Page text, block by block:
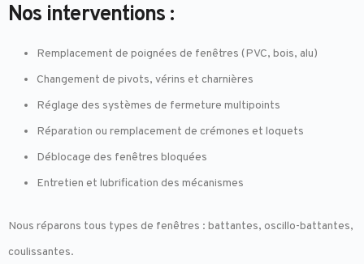
Nos interventions :
Remplacement de poignées de fenêtres (PVC, bois, alu)
Changement de pivots, vérins et charnières
Réglage des systèmes de fermeture multipoints
Réparation ou remplacement de crémones et loquets
Déblocage des fenêtres bloquées
Entretien et lubrification des mécanismes
Nous réparons tous types de fenêtres : battantes, oscillo-battantes,
coulissantes.